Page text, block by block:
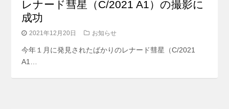
レナード彗星（C/2021 A1）の撮影に
成功
2021年12月20日 お知らせ
今年１月に発見されたばかりのレナード彗星（C/2021
A1…